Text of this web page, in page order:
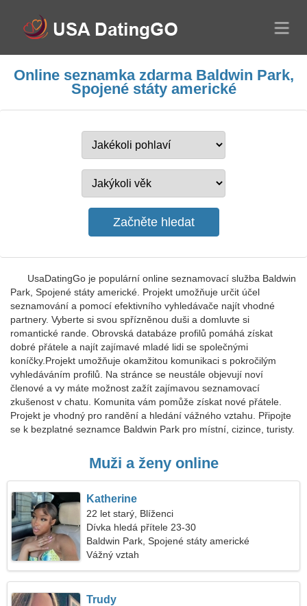
Online seznamka zdarma Baldwin Park,
Spojené státy americké
UsaDatingGo je populární online seznamovací služba Baldwin
Park, Spojené státy americké. Projekt umožňuje určit účel
seznamování a pomocí efektivního vyhledávače najít vhodné
partnery. Vyberte si svou spřízněnou duši a domluvte si
romantické rande. Obrovská databáze profilů pomáhá získat
dobré přátele a najít zajímavé mladé lidi se společnými
koníčky.Projekt umožňuje okamžitou komunikaci s pokročilým
vyhledáváním profilů. Na stránce se neustále objevují noví
členové a vy máte možnost zažít zajímavou seznamovací
zkušenost v chatu. Komunita vám pomůže získat nové přátele.
Projekt je vhodný pro randění a hledání vážného vztahu. Připojte
se k bezplatné seznamce Baldwin Park pro místní, cizince, turisty.
Muži a ženy online
Katherine
22 let starý, Blíženci
Dívka hledá přítele 23-30
Baldwin Park, Spojené státy americké
Vážný vztah
Trudy